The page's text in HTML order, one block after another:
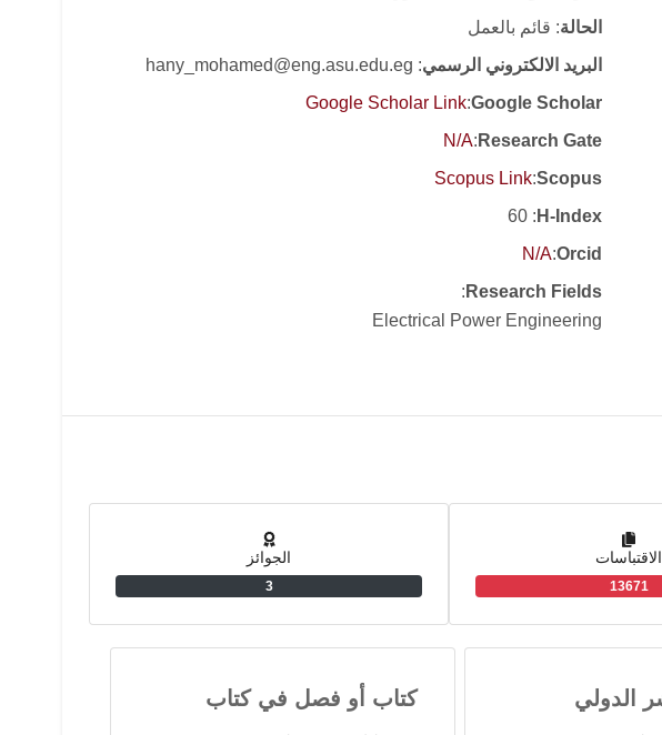
الحالة: قائم بالعمل
البريد الالكتروني الرسمي: hany_mohamed@eng.asu.edu.eg
Google Scholar
:
Google Scholar Link
Research Gate
:
N/A
Scopus
:
Scopus Link
H-Index
: 60
Orcid
:
N/A
Research Fields
:
Electrical Power Engineering
الاقتباسات
13671
الجوائز
3